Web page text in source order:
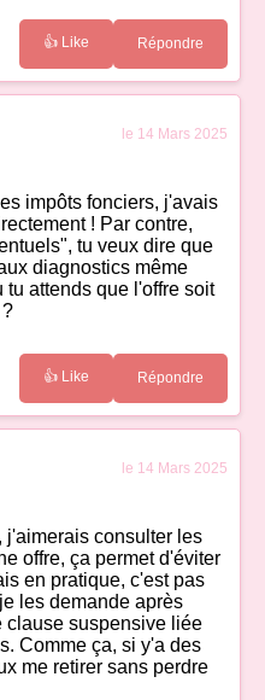
👍 Like Répondre
le 14 Mars 2025
impôts fonciers, j'avais
! Par contre,
tu veux dire que
diagnostics même
tu attends que l'offre soit
👍 Like Répondre
le 14 Mars 2025
j'aimerais consulter les
offre, ça permet d'éviter
en pratique, c'est pas
les demande après
clause suspensive liée
Comme ça, si y'a des
me retirer sans perdre